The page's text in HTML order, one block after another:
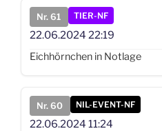
Nr. 61 TIER-NF
22.06.2024 22:19
Eichhörnchen in Notlage
Nr. 60 NIL-EVENT-NF
22.06.2024 11:24